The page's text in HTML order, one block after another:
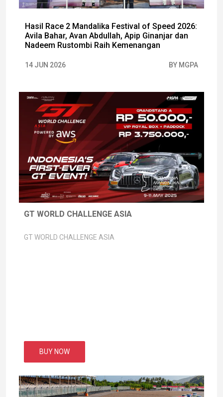
Hasil Race 2 Mandalika Festival of Speed 2026:
Avila Bahar, Avan Abdullah, Apip Ginanjar dan
Nadeem Rustombi Raih Kemenangan
14 JUN 2026 BY MGPA
GT WORLD CHALLENGE ASIA
GT WORLD CHALLENGE ASIA
BUY NOW